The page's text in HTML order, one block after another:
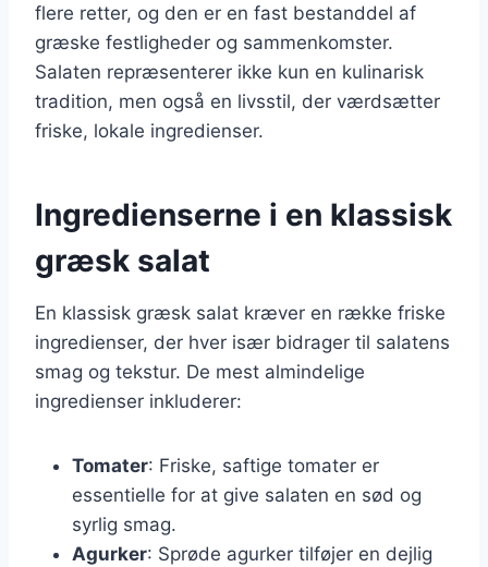
flere retter, og den er en fast bestanddel af
græske festligheder og sammenkomster.
Salaten repræsenterer ikke kun en kulinarisk
tradition, men også en livsstil, der værdsætter
friske, lokale ingredienser.
Ingredienserne i en klassisk
græsk salat
En klassisk græsk salat kræver en række friske
ingredienser, der hver især bidrager til salatens
smag og tekstur. De mest almindelige
ingredienser inkluderer:
Tomater: Friske, saftige tomater er
essentielle for at give salaten en sød og
syrlig smag.
Agurker: Sprøde agurker tilføjer en dejlig